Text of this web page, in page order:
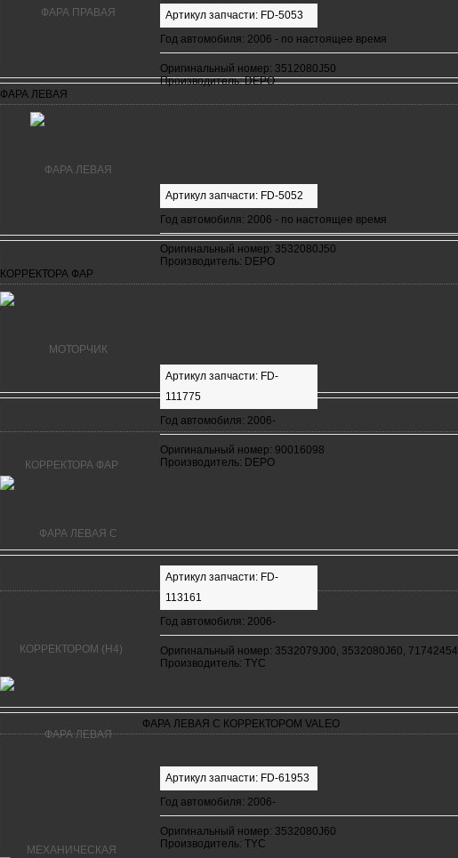
Артикул запчасти: FD-5053
Год автомобиля: 2006 - по настоящее время
Оригинальный номер: 3512080J50
Производитель: DEPO
ФАРА ЛЕВАЯ
Артикул запчасти: FD-5052
Год автомобиля: 2006 - по настоящее время
Оригинальный номер: 3532080J50
Производитель: DEPO
КОРРЕКТОРА ФАР
Артикул запчасти: FD-
111775
Год автомобиля: 2006-
Оригинальный номер: 90016098
Производитель: DEPO
Артикул запчасти: FD-
113161
Год автомобиля: 2006-
Оригинальный номер: 3532079J00, 3532080J60, 71742454
Производитель: TYC
Артикул запчасти: FD-61953
Год автомобиля: 2006-
Оригинальный номер: 3532080J60
Производитель: TYC
ФАРА ЛЕВАЯ С КОРРЕКТОРОМ VALEO